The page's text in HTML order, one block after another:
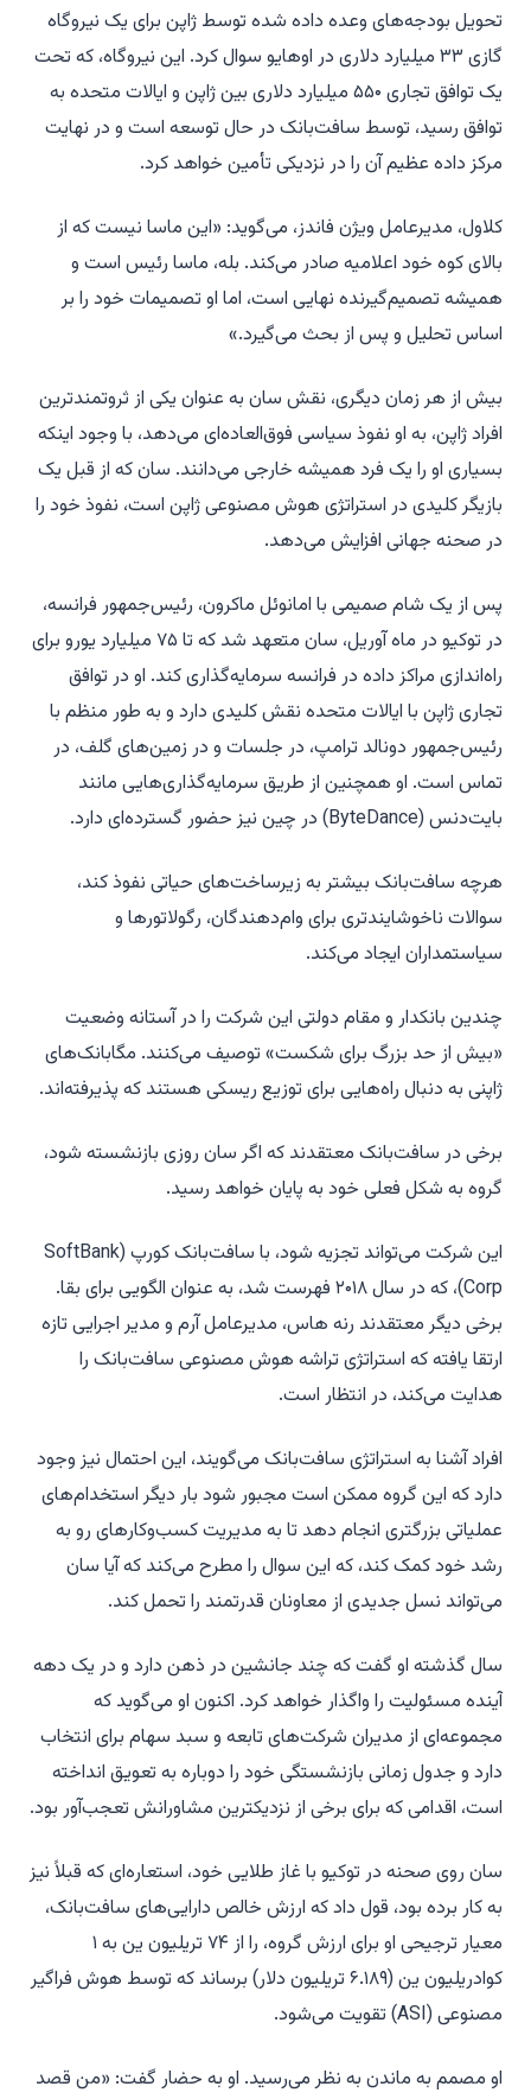
تحویل بودجه‌های وعده داده شده توسط ژاپن برای یک نیروگاه
گازی ۳۳ میلیارد دلاری در اوهایو سوال کرد. این نیروگاه، که تحت
یک توافق تجاری ۵۵۰ میلیارد دلاری بین ژاپن و ایالات متحده به
توافق رسید، توسط سافت‌بانک در حال توسعه است و در نهایت
مرکز داده عظیم آن را در نزدیکی تأمین خواهد کرد.
کلاول، مدیرعامل ویژن فاندز، می‌گوید: «این ماسا نیست که از
بالای کوه خود اعلامیه صادر می‌کند. بله، ماسا رئیس است و
همیشه تصمیم‌گیرنده نهایی است، اما او تصمیمات خود را بر
اساس تحلیل و پس از بحث می‌گیرد.»
بیش از هر زمان دیگری، نقش سان به عنوان یکی از ثروتمندترین
افراد ژاپن، به او نفوذ سیاسی فوق‌العاده‌ای می‌دهد، با وجود اینکه
بسیاری او را یک فرد همیشه خارجی می‌دانند. سان که از قبل یک
بازیگر کلیدی در استراتژی هوش مصنوعی ژاپن است، نفوذ خود را
در صحنه جهانی افزایش می‌دهد.
پس از یک شام صمیمی با امانوئل ماکرون، رئیس‌جمهور فرانسه،
در توکیو در ماه آوریل، سان متعهد شد که تا ۷۵ میلیارد یورو برای
راه‌اندازی مراکز داده در فرانسه سرمایه‌گذاری کند. او در توافق
تجاری ژاپن با ایالات متحده نقش کلیدی دارد و به طور منظم با
رئیس‌جمهور دونالد ترامپ، در جلسات و در زمین‌های گلف، در
تماس است. او همچنین از طریق سرمایه‌گذاری‌هایی مانند
بایت‌دنس (ByteDance) در چین نیز حضور گسترده‌ای دارد.
هرچه سافت‌بانک بیشتر به زیرساخت‌های حیاتی نفوذ کند،
سوالات ناخوشایندتری برای وام‌دهندگان، رگولاتورها و
سیاستمداران ایجاد می‌کند.
چندین بانکدار و مقام دولتی این شرکت را در آستانه وضعیت
«بیش از حد بزرگ برای شکست» توصیف می‌کنند. مگابانک‌های
ژاپنی به دنبال راه‌هایی برای توزیع ریسکی هستند که پذیرفته‌اند.
برخی در سافت‌بانک معتقدند که اگر سان روزی بازنشسته شود،
گروه به شکل فعلی خود به پایان خواهد رسید.
این شرکت می‌تواند تجزیه شود، با سافت‌بانک کورپ (SoftBank
Corp)، که در سال ۲۰۱۸ فهرست شد، به عنوان الگویی برای بقا.
برخی دیگر معتقدند رنه هاس، مدیرعامل آرم و مدیر اجرایی تازه
ارتقا یافته که استراتژی تراشه هوش مصنوعی سافت‌بانک را
هدایت می‌کند، در انتظار است.
افراد آشنا به استراتژی سافت‌بانک می‌گویند، این احتمال نیز وجود
دارد که این گروه ممکن است مجبور شود بار دیگر استخدام‌های
عملیاتی بزرگتری انجام دهد تا به مدیریت کسب‌وکارهای رو به
رشد خود کمک کند، که این سوال را مطرح می‌کند که آیا سان
می‌تواند نسل جدیدی از معاونان قدرتمند را تحمل کند.
سال گذشته او گفت که چند جانشین در ذهن دارد و در یک دهه
آینده مسئولیت را واگذار خواهد کرد. اکنون او می‌گوید که
مجموعه‌ای از مدیران شرکت‌های تابعه و سبد سهام برای انتخاب
دارد و جدول زمانی بازنشستگی خود را دوباره به تعویق انداخته
است، اقدامی که برای برخی از نزدیکترین مشاورانش تعجب‌آور بود.
سان روی صحنه در توکیو با غاز طلایی خود، استعاره‌ای که قبلاً نیز
به کار برده بود، قول داد که ارزش خالص دارایی‌های سافت‌بانک،
معیار ترجیحی او برای ارزش گروه، را از ۷۴ تریلیون ین به ۱
کوادریلیون ین (۶.۱۸۹ تریلیون دلار) برساند که توسط هوش فراگیر
مصنوعی (ASI) تقویت می‌شود.
او مصمم به ماندن به نظر می‌رسید. او به حضار گفت: «من قصد